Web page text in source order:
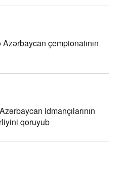
çempionatının
idmançılarının
qoruyub